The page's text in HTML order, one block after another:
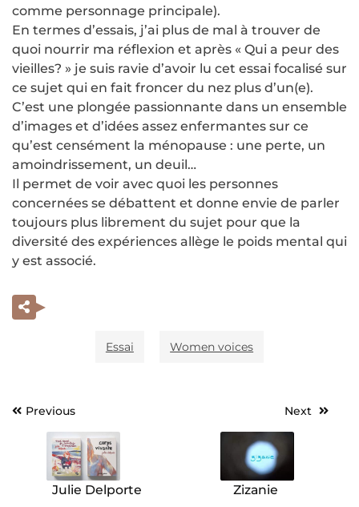
comme personnage principale).
En termes d’essais, j’ai plus de mal à trouver de
quoi nourrir ma réflexion et après « Qui a peur des
vieilles? » je suis ravie d’avoir lu cet essai focalisé sur
ce sujet qui en fait froncer du nez plus d’un(e).
C’est une plongée passionnante dans un ensemble
d’images et d’idées assez enfermantes sur ce
qu’est censément la ménopause : une perte, un
amoindrissement, un deuil…
Il permet de voir avec quoi les personnes
concernées se débattent et donne envie de parler
toujours plus librement du sujet pour que la
diversité des expériences allège le poids mental qui
y est associé.
Essai Women voices
Navigation
l’article
Previous
Julie Delporte
Next
Zizanie